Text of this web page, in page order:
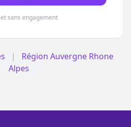
sans engagement
|
Région Auvergne Rhone
Alpes